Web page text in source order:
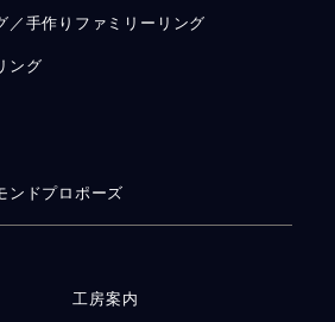
／手作りファミリーリング
ング
ンドプロポーズ
工房案内